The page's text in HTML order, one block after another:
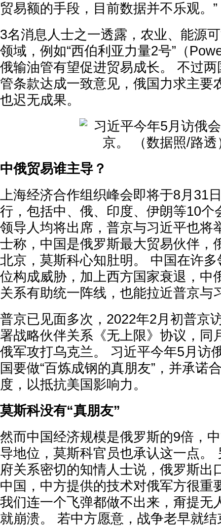
贸易额的手段，目前数据并不乐观。”
3名消息人士之一透露，农业、能源
领域，例如“西伯利亚力量2号”（
俄输油管有望促进贸易成长。 不过
管条款达成一致意见，俄国力求主要
也迟无成果。
中俄贸易谁主导？
上海经济合作组织峰会即将于8月31
行，包括中、俄、印度、伊朗等10个
领导人均将出席，普京与习近平也将
士称，中国是俄罗斯最大贸易伙伴，
北京，莫斯科心知肚明。 中国在许
位构成威胁，加上西方国家衰退，中
关系有助统一阵线，也能拉近普京与
普京已见面多次，2022年2月初普京
署战略伙伴关系《无上限》协议，同
俄军攻打乌克兰。 习近平今年5月访
国要做“百炼成钢的真朋友”，并承诺
度，以抵抗美国影响力。
莫斯科没有“真朋友”
然而中国经济规模是俄罗斯的9倍，
导地位，莫斯科官员也承认这一点。
府关系密切的知情人士说，俄罗斯出
中国，中方提供的技术对俄军方很重
我们连一个飞弹都做不出来，甭提无
就崩溃。 若中方愿意，战争老早就结